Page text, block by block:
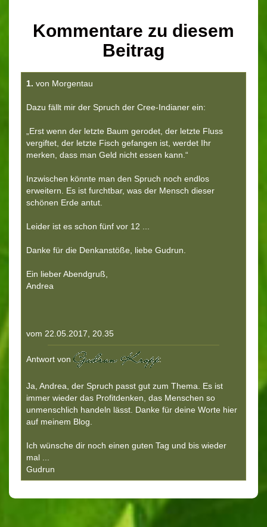
Kommentare zu diesem
Beitrag
1. von Morgentau
Dazu fällt mir der Spruch der Cree-Indianer ein:
„Erst wenn der letzte Baum gerodet, der letzte Fluss
vergiftet, der letzte Fisch gefangen ist, werdet Ihr
merken, dass man Geld nicht essen kann.“
Inzwischen könnte man den Spruch noch endlos
erweitern. Es ist furchtbar, was der Mensch dieser
schönen Erde antut.
Leider ist es schon fünf vor 12 ...
Danke für die Denkanstöße, liebe Gudrun.
Ein lieber Abendgruß,
Andrea
vom 22.05.2017, 20.35
Antwort von :
Ja, Andrea, der Spruch passt gut zum Thema. Es ist
immer wieder das Profitdenken, das Menschen so
unmenschlich handeln lässt. Danke für deine Worte hier
auf meinem Blog.
Ich wünsche dir noch einen guten Tag und bis wieder
mal ...
Gudrun